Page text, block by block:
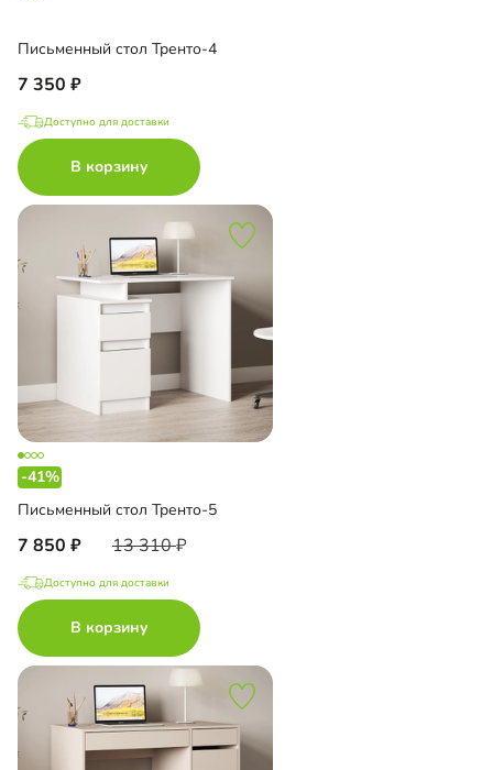
Письменный стол Тренто-4
7 350
Доступно для доставки
В корзину
-41%
Письменный стол Тренто-5
7 850 13 310
Доступно для доставки
В корзину